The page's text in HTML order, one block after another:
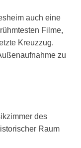
auch eine
Filme,
Kreuzzug.
zu
des
Raum